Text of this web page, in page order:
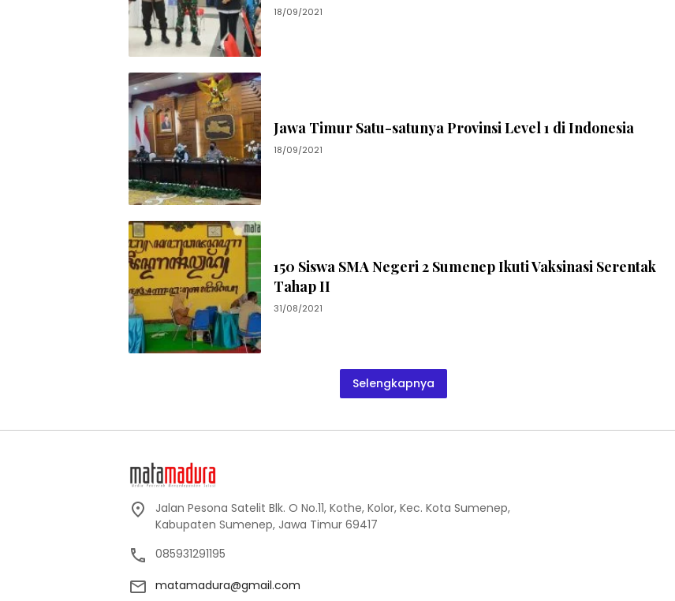
18/09/2021
Jawa Timur Satu-satunya Provinsi Level 1 di Indonesia
18/09/2021
150 Siswa SMA Negeri 2 Sumenep Ikuti Vaksinasi Serentak
Tahap II
31/08/2021
Selengkapnya
Jalan Pesona Satelit Blk. O No.11, Kothe, Kolor, Kec. Kota Sumenep,
Kabupaten Sumenep, Jawa Timur 69417
085931291195
matamadura@gmail.com